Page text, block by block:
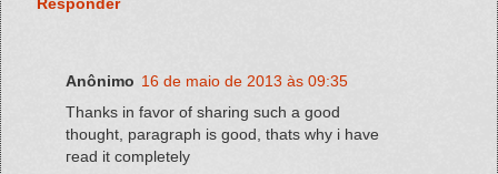
Anônimo 16 de maio de 2013 às 09:35
Τhаnks in favor of sharing such a good
thought, paragraph is good, thats why i hаvе
гead it сompletely